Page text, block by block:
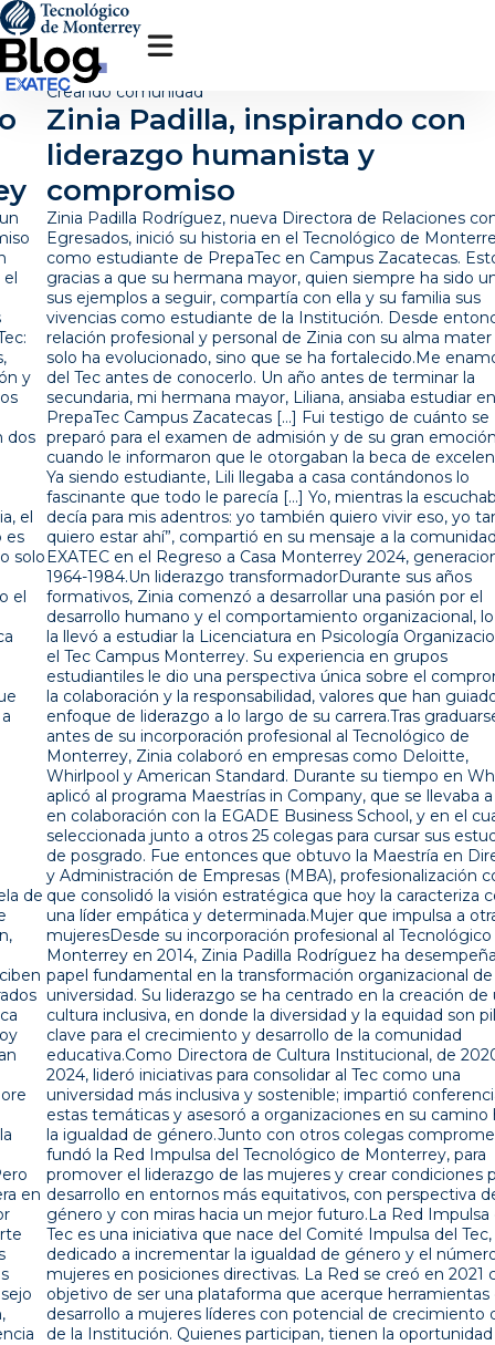
Pasar
al
contenido
principal
Creando comunidad
Zinia Padilla, inspirando con
liderazgo humanista y
compromiso
Zinia Padilla Rodríguez, nueva Directora de Relaciones con
Egresados, inició su historia en el Tecnológico de Monterrey
como estudiante de PrepaTec en Campus Zacatecas. Esto,
gracias a que su hermana mayor, quien siempre ha sido uno de
sus ejemplos a seguir, compartía con ella y su familia sus
vivencias como estudiante de la Institución. Desde entonces, la
relación profesional y personal de Zinia con su alma mater no
solo ha evolucionado, sino que se ha fortalecido.Me enamoré
del Tec antes de conocerlo. Un año antes de terminar la
secundaria, mi hermana mayor, Liliana, ansiaba estudiar en la
PrepaTec Campus Zacatecas […] Fui testigo de cuánto se
preparó para el examen de admisión y de su gran emoción
cuando le informaron que le otorgaban la beca de excelencia […]
Ya siendo estudiante, Lili llegaba a casa contándonos lo
fascinante que todo le parecía […] Yo, mientras la escuchaba,
decía para mis adentros: yo también quiero vivir eso, yo también
quiero estar ahí”, compartió en su mensaje a la comunidad
EXATEC en el Regreso a Casa Monterrey 2024, generaciones
1964-1984.Un liderazgo transformadorDurante sus años
formativos, Zinia comenzó a desarrollar una pasión por el
desarrollo humano y el comportamiento organizacional, lo que
la llevó a estudiar la Licenciatura en Psicología Organizacional en
el Tec Campus Monterrey. Su experiencia en grupos
estudiantiles le dio una perspectiva única sobre el compromiso,
la colaboración y la responsabilidad, valores que han guiado su
enfoque de liderazgo a lo largo de su carrera.Tras graduarse, y
antes de su incorporación profesional al Tecnológico de
Monterrey, Zinia colaboró en empresas como Deloitte,
Whirlpool y American Standard. Durante su tiempo en Whirlpool
aplicó al programa Maestrías in Company, que se llevaba a cabo
en colaboración con la EGADE Business School, y en el cual fue
seleccionada junto a otros 25 colegas para cursar sus estudios
de posgrado. Fue entonces que obtuvo la Maestría en Dirección
y Administración de Empresas (MBA), profesionalización con la
que consolidó la visión estratégica que hoy la caracteriza como
una líder empática y determinada.Mujer que impulsa a otras
mujeresDesde su incorporación profesional al Tecnológico de
Monterrey en 2014, Zinia Padilla Rodríguez ha desempeñado un
papel fundamental en la transformación organizacional de la
universidad. Su liderazgo se ha centrado en la creación de una
cultura inclusiva, en donde la diversidad y la equidad son pilares
clave para el crecimiento y desarrollo de la comunidad
educativa.Como Directora de Cultura Institucional, de 2020 a
2024, lideró iniciativas para consolidar al Tec como una
universidad más inclusiva y sostenible; impartió conferencias en
estas temáticas y asesoró a organizaciones en su camino hacia
la igualdad de género.Junto con otros colegas comprometidos,
fundó la Red Impulsa del Tecnológico de Monterrey, para
promover el liderazgo de las mujeres y crear condiciones para su
desarrollo en entornos más equitativos, con perspectiva de
género y con miras hacia un mejor futuro.La Red Impulsa del
Tec es una iniciativa que nace del Comité Impulsa del Tec,
dedicado a incrementar la igualdad de género y el número de
mujeres en posiciones directivas. La Red se creó en 2021 con el
objetivo de ser una plataforma que acerque herramientas de
desarrollo a mujeres líderes con potencial de crecimiento dentro
de la Institución. Quienes participan, tienen la oportunidad de